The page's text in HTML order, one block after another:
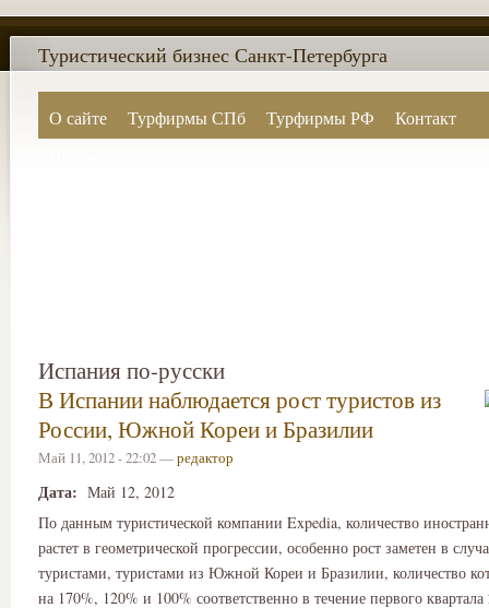
О сайте Турфирмы СПб Турфирмы РФ
Контакт
Туристический бизнес Санкт-Петербурга
Испания по-русски
В Испании наблюдается рост туристов из
России, Южной Кореи и Бразилии
Май 11, 2012 - 22:02 —редактор
Дата: Май 12, 2012
По данным туристической компании Expedia, количество
растет в геометрической прогрессии, особенно рост заметен в
туристами, туристами из Южной Кореи и Бразилии, количество
на 170%, 120% и 100% соответственно в течение первого квартала